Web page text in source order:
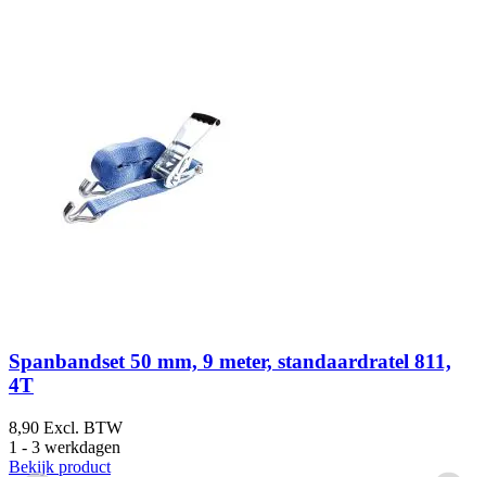
Spanbandset 50 mm, 9 meter, standaardratel 811,
4T
8,90 Excl. BTW
1 - 3 werkdagen
Bekijk product